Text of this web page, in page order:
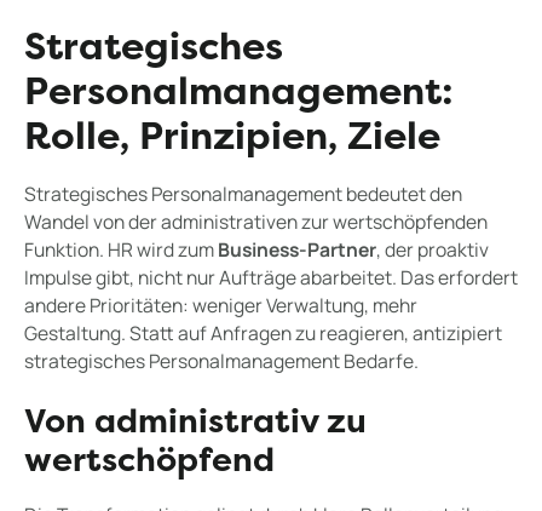
Strategisches
Personalmanagement:
Rolle, Prinzipien, Ziele
Strategisches Personalmanagement bedeutet den
Wandel von der administrativen zur wertschöpfenden
Funktion. HR wird zumBusiness-Partner, der proaktiv
Impulse gibt, nicht nur Aufträge abarbeitet. Das erfordert
andere Prioritäten: weniger Verwaltung, mehr
Gestaltung. Statt auf Anfragen zu reagieren, antizipiert
strategisches Personalmanagement Bedarfe.
Von administrativ zu
wertschöpfend